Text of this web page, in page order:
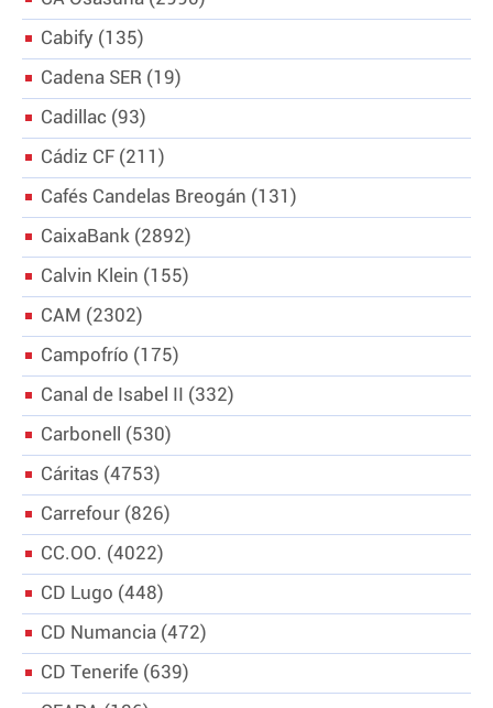
Cabify
135
Cadena SER
19
Cadillac
93
Cádiz CF
211
Cafés Candelas Breogán
131
CaixaBank
2892
Calvin Klein
155
CAM
2302
Campofrío
175
Canal de Isabel II
332
Carbonell
530
Cáritas
4753
Carrefour
826
CC.OO.
4022
CD Lugo
448
CD Numancia 472
CD Tenerife
639